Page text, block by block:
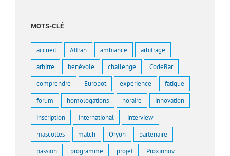
MOTS-CLÉ
accueil Altran ambiance arbitrage
arbitre bénévole challenge CodeBar
comprendre Eurobot expérience fatigue
forum homologations horaire innovation
inscription international interview
mascottes match Oryon partenaire
passion programme projet Proxinnov